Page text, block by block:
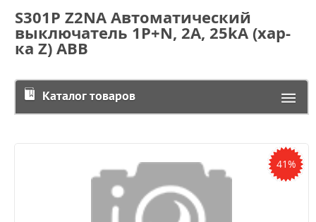
S301P Z2NA Автоматический
выключатель 1P+N, 2А, 25kA (хар-
ка Z) ABB
Каталог товаров
41%